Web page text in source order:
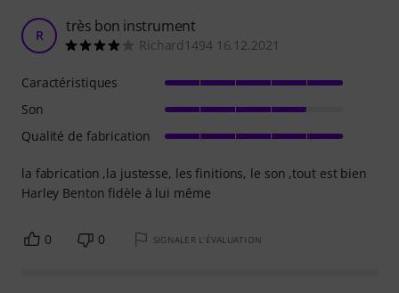
R très bon instrument
Richard1494 16.12.2021
la fabrication ,la justesse, les finitions, le son ,tout est bien
Harley Benton fidèle à lui même
Caractéristiques
Son
Qualité de fabrication
0 0 SIGNALER L'ÉVALUATION